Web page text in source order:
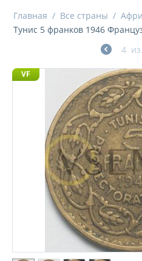
Главная / Все страны /
Тунис 5 франков 1946
4 из
VF